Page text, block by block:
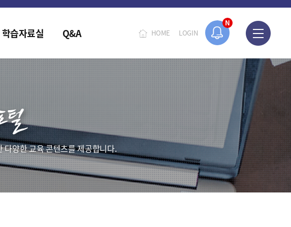
N
HOME LOGIN
학습자료실 Q&A
다양한 교육 콘텐츠를 제공합니다.